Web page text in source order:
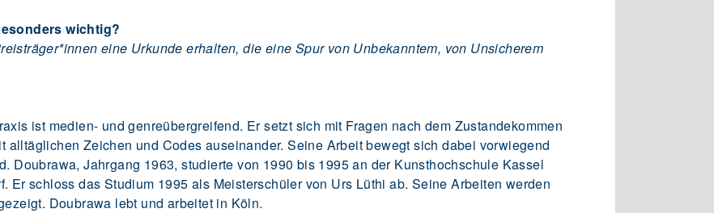
wichtig?
eine Urkunde erhalten, die eine Spur von Unbekanntem, von Unsicherem
ist medien- und genreübergreifend. Er setzt sich mit Fragen nach dem Zustandekommen
alltäglichen Zeichen und Codes auseinander. Seine Arbeit bewegt sich dabei vorwiegend
Doubrawa, Jahrgang 1963, studierte von 1990 bis 1995 an der Kunsthochschule Kassel
Er schloss das Studium 1995 als Meisterschüler von Urs Lüthi ab. Seine Arbeiten werden
Doubrawa lebt und arbeitet in Köln.